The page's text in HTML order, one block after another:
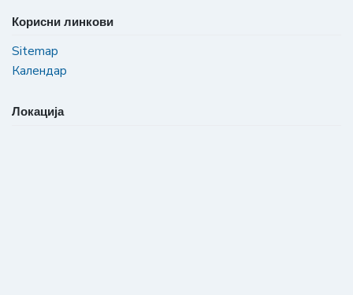
Корисни линкови
Sitemap
Календар
Локација